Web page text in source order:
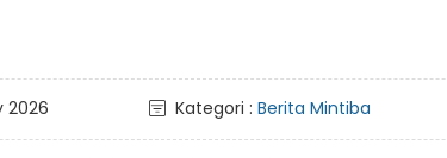
2026 Kategori : Berita Mintiba